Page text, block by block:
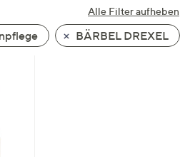
Alle Filter aufheben
BÄRBEL DREXEL